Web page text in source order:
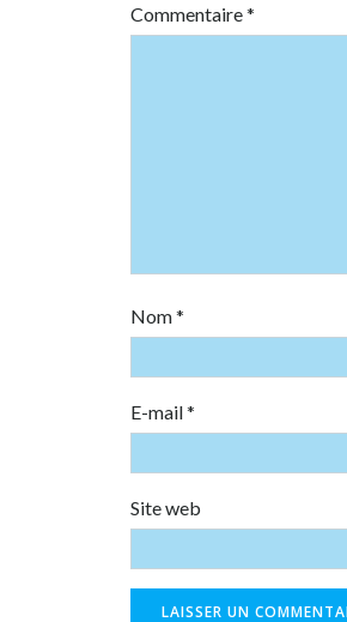
Commentaire*
Nom*
E-mail*
Site web